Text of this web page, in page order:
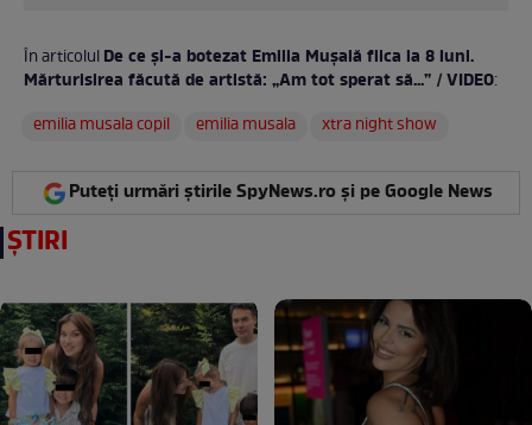
În articolulDe ce și-a botezat Emilia Mușală fiica la 8 luni.
Mărturisirea făcută de artistă: „Am tot sperat să...” / VIDEO:
emilia musala copil
emilia musala xtra night show
Puteți urmări știrile SpyNews.ro și pe Google News
ȘTIRI